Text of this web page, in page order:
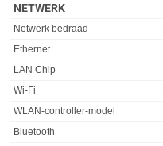
NETWERK
Eigenschap Waarde
Netwerk bedraad
Ethernet
LAN Chip
Wi-Fi
WLAN-controller-model
Bluetooth